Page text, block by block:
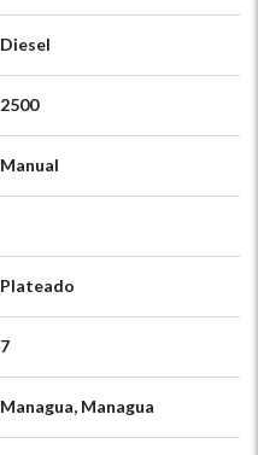
Diesel
2500
Manual
Plateado
7
Managua, Managua